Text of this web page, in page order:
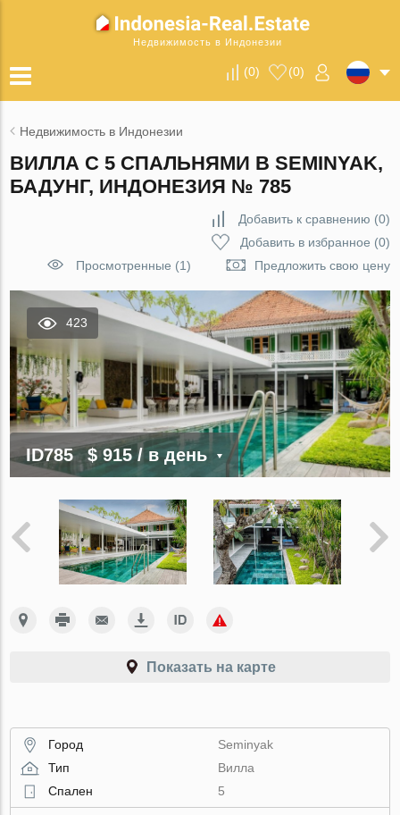
Недвижимость в Индонезии
(0) (0)
Недвижимость в Индонезии
ВИЛЛА С 5 СПАЛЬНЯМИ В SEMINYAK,
БАДУНГ, ИНДОНЕЗИЯ № 785
Добавить к сравнению (0)
Добавить в избранное (0)
Просмотренные (1)
Предложить свою цену
423
ID785 $ 915/ в день
Показать на карте
Город
Seminyak
Тип
Вилла
Спален
5